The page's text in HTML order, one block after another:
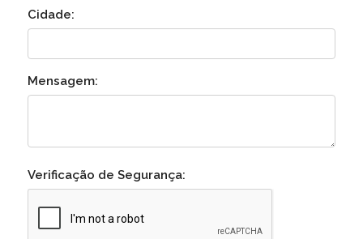
Cidade:
Mensagem:
Verificação de Segurança: